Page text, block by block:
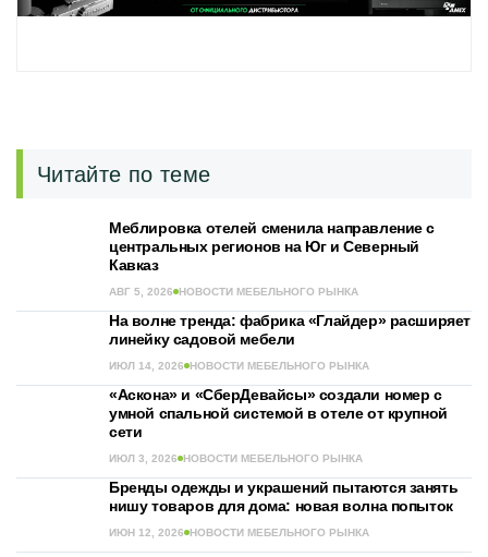
Читайте по теме
Меблировка отелей сменила направление с
центральных регионов на Юг и Северный
Кавказ
АВГ 5, 2026 НОВОСТИ МЕБЕЛЬНОГО РЫНКА
На волне тренда: фабрика «Глайдер» расширяет
линейку садовой мебели
ИЮЛ 14, 2026 НОВОСТИ МЕБЕЛЬНОГО РЫНКА
«Аскона» и «СберДевайсы» создали номер с
умной спальной системой в отеле от крупной
сети
ИЮЛ 3, 2026 НОВОСТИ МЕБЕЛЬНОГО РЫНКА
Бренды одежды и украшений пытаются занять
нишу товаров для дома: новая волна попыток
ИЮН 12, 2026 НОВОСТИ МЕБЕЛЬНОГО РЫНКА